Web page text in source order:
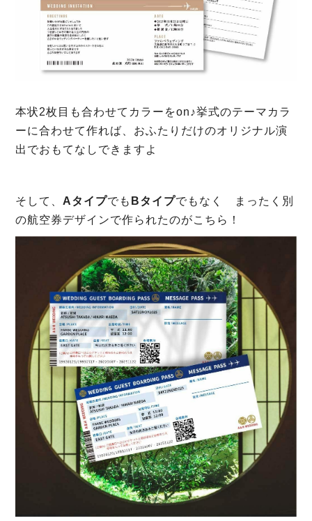
本状2枚目も合わせてカラーをon♪挙式のテーマカラ
ーに合わせて作れば、おふたりだけのオリジナル演
出でおもてなしできますよ
そして、 Aタイプでも Bタイプでもなく まったく別
の航空券デザインで作られたのがこちら！